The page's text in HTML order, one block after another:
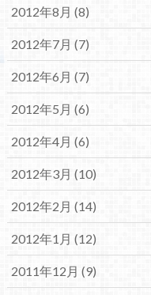
2012年8月 (8)
2012年7月 (7)
2012年6月 (7)
2012年5月 (6)
2012年4月 (6)
2012年3月 (10)
2012年2月 (14)
2012年1月 (12)
2011年12月 (9)